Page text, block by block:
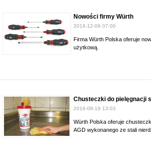
Nowości firmy Würth
2016-12-09 07:00
Firma Würth Polska oferuje
użytkową.
Chusteczki do pielęgnacji
2016-08-19 13:03
Würth Polska oferuje
AGD wykonanego ze stali